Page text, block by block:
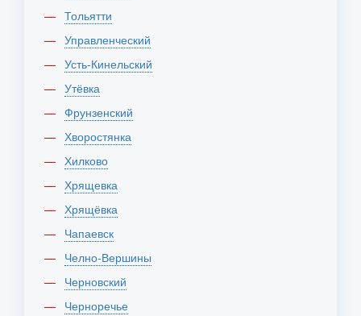
Тольятти
Управленческий
Усть-Кинельский
Утёвка
Фрунзенский
Хворостянка
Хилково
Хрящевка
Хрящёвка
Чапаевск
Челно-Вершины
Черновский
Черноречье